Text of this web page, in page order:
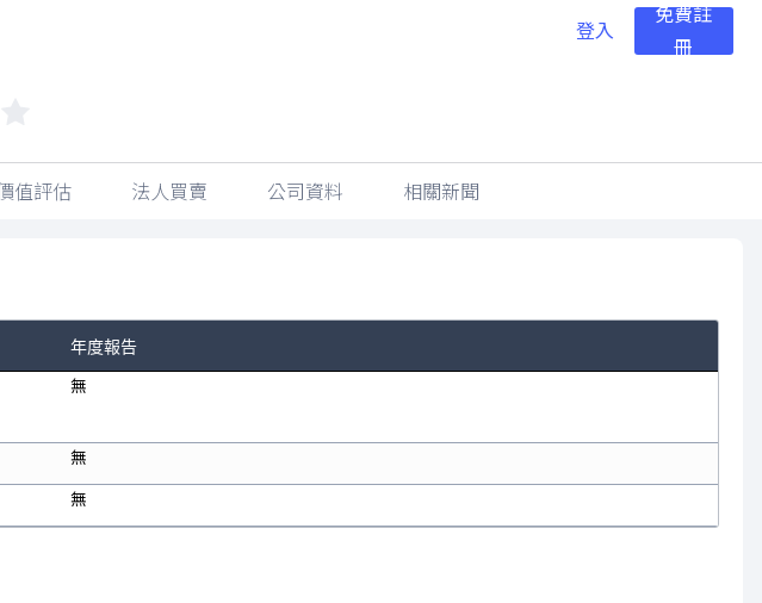
登入
免費註
冊
值評估 法人買賣 公司資料 相關新聞
年度報告
無
無
無